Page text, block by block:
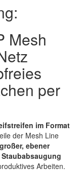
Mesh
per
im Format
der Mesh Line
ebener
Arbeiten.